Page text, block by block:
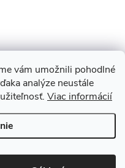
vám umožnili pohodlné
analýze neustále
Viac informácií
Rekonštrukcie
Stavby
Obhliadka zdarma
vyhradené.Upraviť nastavenie